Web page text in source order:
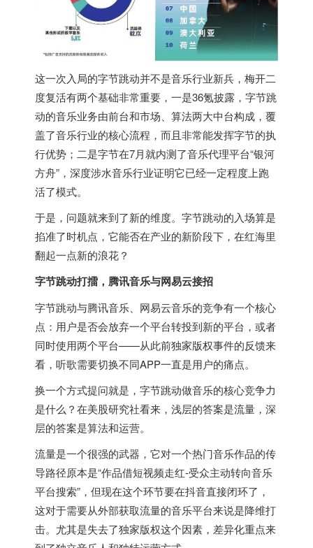
这一次入局的字节跳动并不是音乐行业新兵，梅开二
度复活有两个基础非常重要，一是36氪披露，字节跳
动的音乐业务由前台和市场、算法两大中台构成，覆
盖了音乐行业的核心流程，而且非常能发挥字节的执
行优势；二是字节在7月就内测了音乐代理平台“银河
方舟”，深度涉水音乐行业证明它已经一定程度上跑
活了模式。
于是，问题就来到了新的维度。字节跳动的入场算是
掐准了时机点，它能否在产业的新阶段下，在红海里
翻起一点新的浪花？
字节跳动打擂，腾讯音乐与网易云接招
字节跳动与腾讯音乐、网易云音乐的竞争有一个核心
点：用户是否会放弃一个平台转投到新的平台，或者
同时使用两个平台——从此前独家版权事件的反馈来
看，听歌需要切换不同APP一直是用户的痛点。
换一个方式提问就是，字节跳动做音乐的核心竞争力
是什么？在美股研究社看来，浅层的答案是流量，深
层的答案是算法和运营。
流量是一个很强的武器，它对一个热门音乐作品的传
导路径原本是“作品借短视频走红-受众主动转向音乐
平台搜索”，但现在这个环节要在抖音直接闭环了，
这对于需要从外部获取流量的音乐平台来说是降维打
击。尤其是失去了独家版权这个因素，差异化重点来